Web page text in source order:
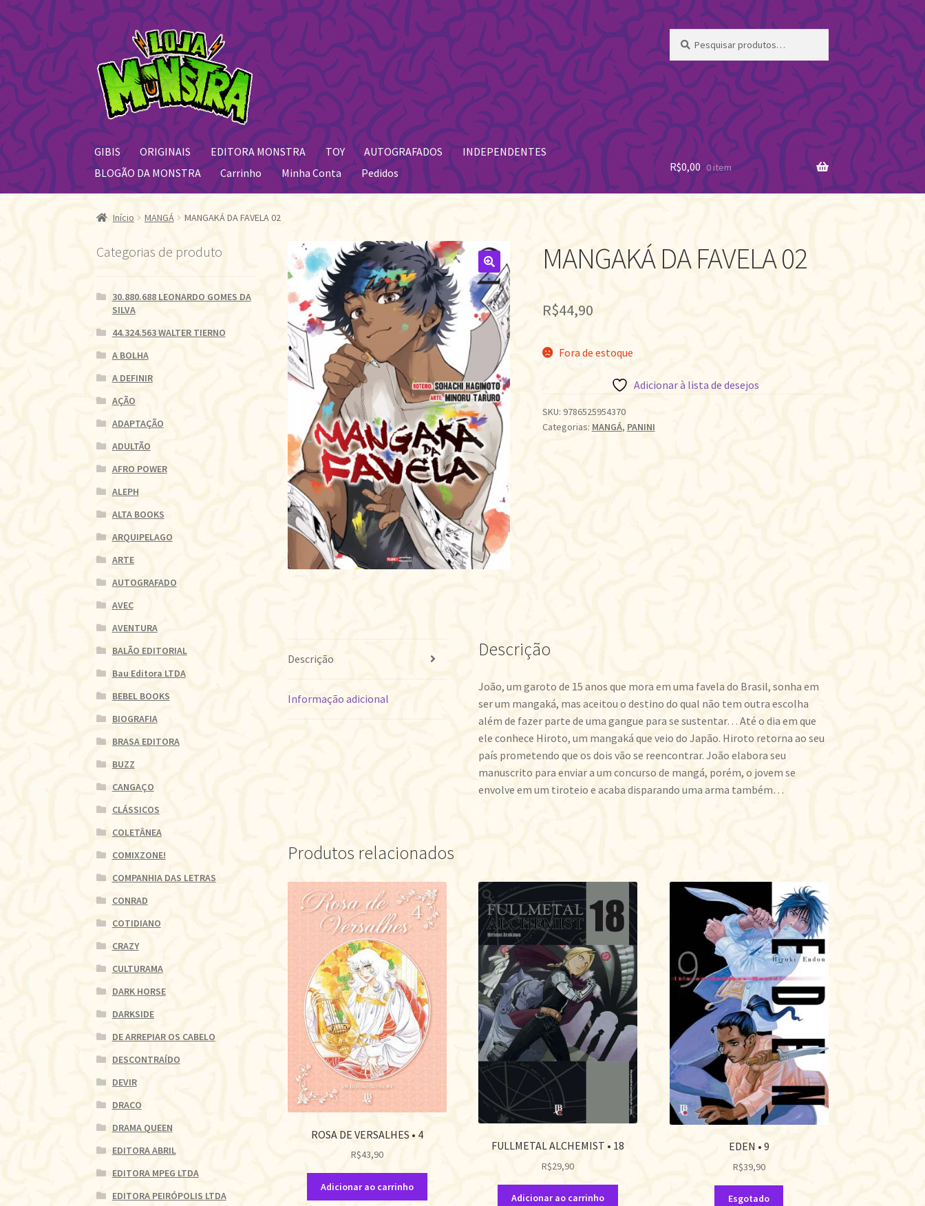
Pular
para
navegação
Pular
para
o
conteúdo
por:
GIBIS ORIGINAIS EDITORA MONSTRA TOY AUTOGRAFADOS
INDEPENDENTES
BLOGÃO DA MONSTRA
Carrinho Minha Conta Pedidos R$0,00 0 item
Início MANGÁ MANGAKÁ DA FAVELA 02
🔍
MANGAKÁ DA FAVELA 02
R$44,90
Fora de estoque
Adicionar à lista de desejos
SKU: 9786525954370
Categorias: MANGÁ, PANINI
Descrição
Informação adicional
Descrição
João, um garoto de 15 anos que mora em uma favela do Brasil, sonha em
ser um mangaká, mas aceitou o destino do qual não tem outra escolha
além de fazer parte de uma gangue para se sustentar… Até o dia em que
ele conhece Hiroto, um mangaká que veio do Japão. Hiroto retorna ao seu
país prometendo que os dois vão se reencontrar. João elabora seu
manuscrito para enviar a um concurso de mangá, porém, o jovem se
envolve em um tiroteio e acaba disparando uma arma também…
Produtos relacionados
ROSA DE VERSALHES • 4
R$43,90
Adicionar ao carrinho
FULLMETAL ALCHEMIST • 18
R$29,90
Adicionar ao carrinho
EDEN • 9
R$39,90
Esgotado
Categorias de produto
30.880.688 LEONARDO GOMES DA
SILVA
44.324.563 WALTER TIERNO
A BOLHA
A DEFINIR
AÇÃO
ADAPTAÇÃO
ADULTÃO
AFRO POWER
ALEPH
ALTA BOOKS
ARQUIPELAGO
ARTE
AUTOGRAFADO
AVEC
AVENTURA
BALÃO EDITORIAL
Bau Editora LTDA
BEBEL BOOKS
BIOGRAFIA
BRASA EDITORA
BUZZ
CANGAÇO
CLÁSSICOS
COLETÂNEA
COMIXZONE!
COMPANHIA DAS LETRAS
CONRAD
COTIDIANO
CRAZY
CULTURAMA
DARK HORSE
DARKSIDE
DE ARREPIAR OS CABELO
DESCONTRAÍDO
DEVIR
DRACO
DRAMA QUEEN
EDITORA ABRIL
EDITORA MPEG LTDA
EDITORA PEIRÓPOLIS LTDA